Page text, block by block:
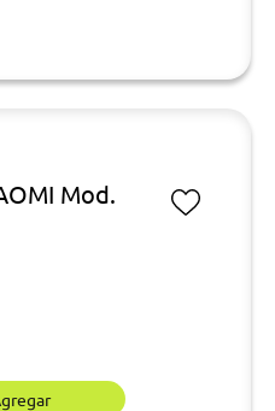
Mod.